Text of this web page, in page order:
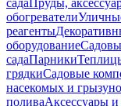
садаПруды,
обогреватели
реагенты
оборудование
садаПарники
грядкиСадовые
насекомых и
поливаАксессуары